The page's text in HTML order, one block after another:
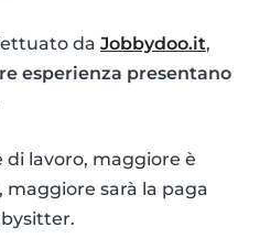
da Jobbydoo.it,
esperienza presentano
lavoro, maggiore è
maggiore sarà la paga